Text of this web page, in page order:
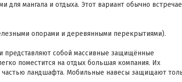
мангала и отдыха. Этот вариант обычно
опорами и деревянными перекрытиями).
представляют собой массивные защищённые
поместится на отдых большая компания. Их
ландшафта. Мобильные навесы защищают